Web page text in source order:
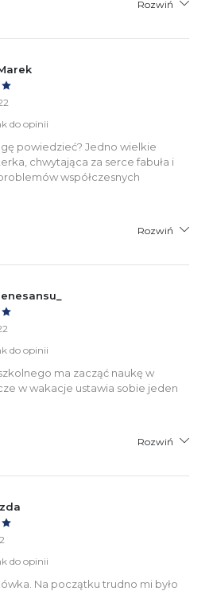
Rozwiń
do opinii
powiedzieć? Jedno wielkie
chwytająca za serce fabuła i
współczesnych
Rozwiń
do opinii
ma zacząć naukę w
w wakacje ustawia sobie jeden
Rozwiń
do opinii
Na początku trudno mi było